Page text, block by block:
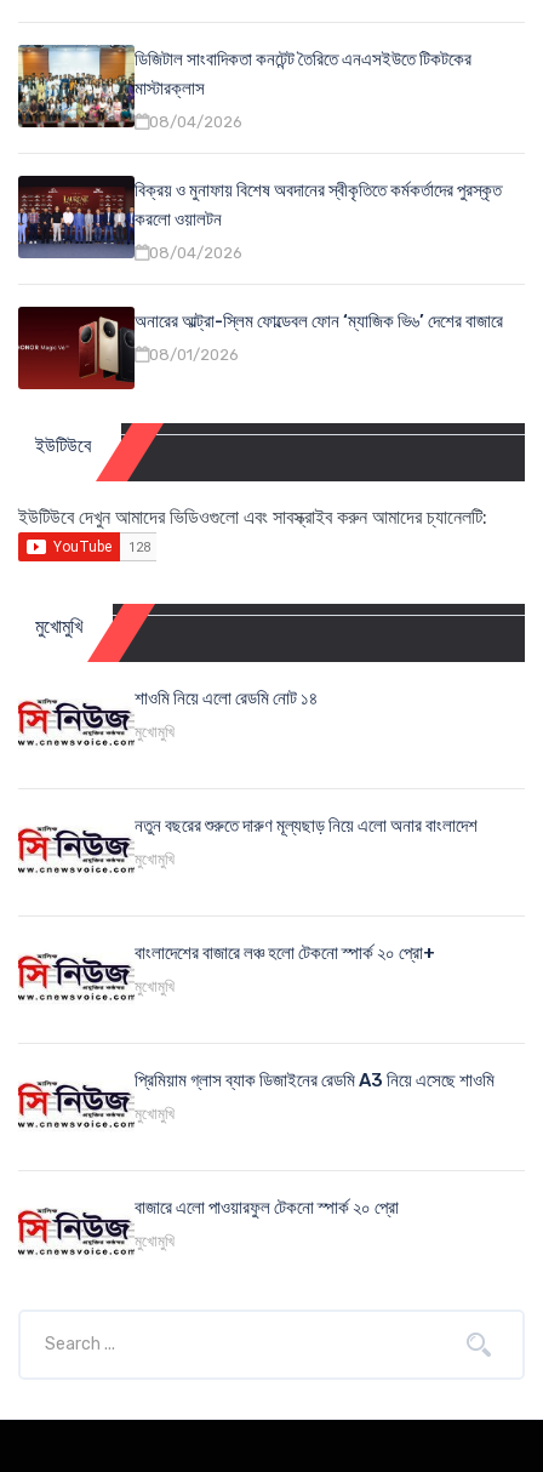
ডিজিটাল সাংবাদিকতা কনটেন্ট তৈরিতে এনএসইউতে টিকটকের
মাস্টারক্লাস
08/04/2026
বিক্রয় ও মুনাফায় বিশেষ অবদানের স্বীকৃতিতে কর্মকর্তাদের পুরস্কৃত
করলো ওয়ালটন
08/04/2026
অনারের আল্ট্রা-স্লিম ফোল্ডেবল ফোন ‘ম্যাজিক ভি৬’ দেশের বাজারে
08/01/2026
ইউটিউবে
ইউটিউবে দেখুন আমাদের ভিডিওগুলো এবং সাবস্ক্রাইব করুন আমাদের চ্যানেলটি:
মুখোমুখি
শাওমি নিয়ে এলো রেডমি নোট ১৪
মুখোমুখি
নতুন বছরের শুরুতে দারুণ মূল্যছাড় নিয়ে এলো অনার বাংলাদেশ
মুখোমুখি
বাংলাদেশের বাজারে লঞ্চ হলো টেকনো স্পার্ক ২০ প্রো+
মুখোমুখি
প্রিমিয়াম গ্লাস ব্যাক ডিজাইনের রেডমি A3 নিয়ে এসেছে শাওমি
মুখোমুখি
বাজারে এলো পাওয়ারফুল টেকনো স্পার্ক ২০ প্রো
মুখোমুখি